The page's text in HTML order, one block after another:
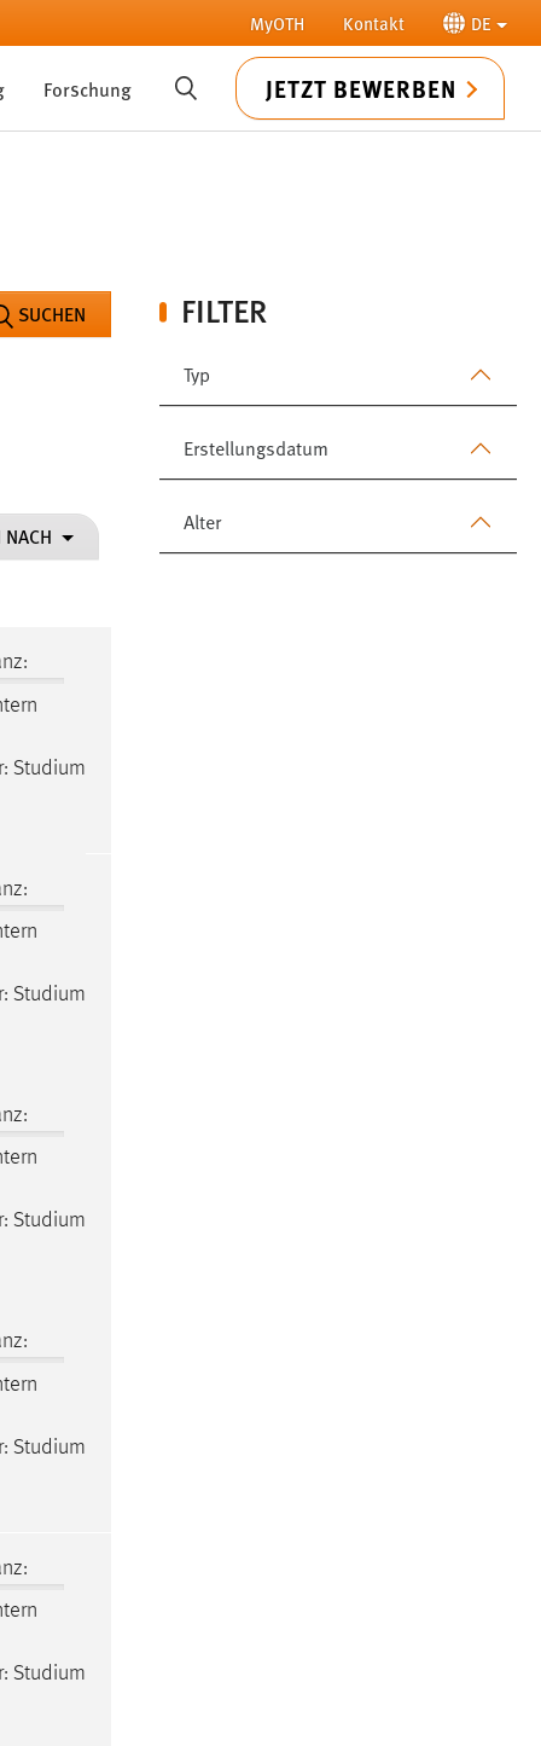
MyOTH Kontakt DE
Forschung SUCHE JETZT BEWERBEN
FILTER
Typ
Erstellungsdatum
Alter
SUCHEN
NACH
Studium
Studium
Studium
Studium
Studium